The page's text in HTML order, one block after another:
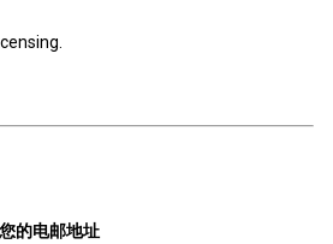
的电邮地址